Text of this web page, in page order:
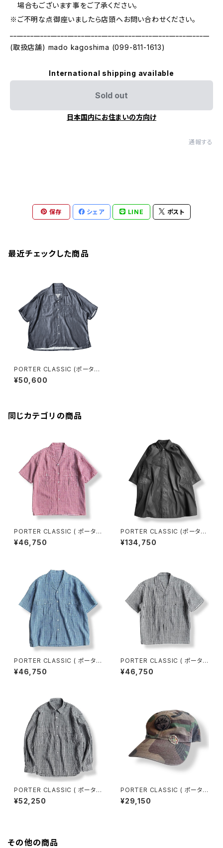
場合もございます事をご了承ください。
※ご不明な点御座いましたら店頭へお問い合わせください。
(取扱店舗) mado kagoshima (099-811-1613)
International shipping available
Sold out
日本国内にお住まいの方向け
通報する
保存 シェア LINE ポスト
最近チェックした商品
PORTER CLASSIC (ポーター
クラシック) KATSU SHIRT 25
SS NAVY PC-016-3367
¥50,600
同じカテゴリの商品
PORTER CLASSIC ( ポーター
クラシック ) KEROUAC LINEN
GINGHAM CHECK SHIRT R
全国送料無料
¥46,750
PORTER CLASSIC (ポーター
クラシック) CINCINNATI SWI
NG COAT-BLACK- シンシナ
¥134,750
PORTER CLASSIC ( ポーター
クラシック ) KEROUAC LINEN
GINGHAM CHECK SHIRT F
ェックシャツ 全国送料無料
¥46,750
PORTER CLASSIC ( ポーター
クラシック ) KEROUAC LINEN
GINGHAM CHECK SHIRT B
¥46,750
PORTER CLASSIC ( ポーター
クラシック ) ROLL UP LINEN
GINGHAM CHECK SHIRT [P
¥52,250
PORTER CLASSIC ( ポーター
クラシック ) ALOHA CAMOUF
LAGE BASEBALL CAP [PC-
¥29,150
その他の商品